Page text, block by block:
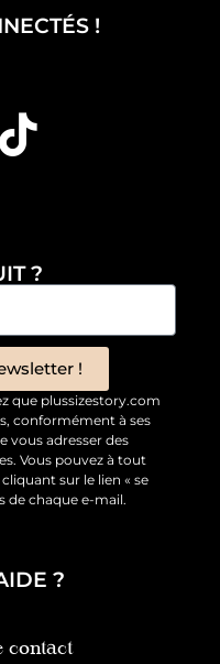
!
?
!
que plussizestory.com
conformément à ses
vous adresser des
Vous pouvez à tout
sur le lien « se
de chaque e-mail.
?
contact